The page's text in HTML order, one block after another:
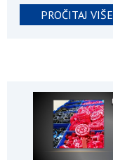
PROČITAJ VIŠE